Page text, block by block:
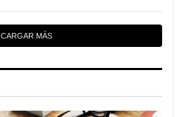
CARGAR MÁS